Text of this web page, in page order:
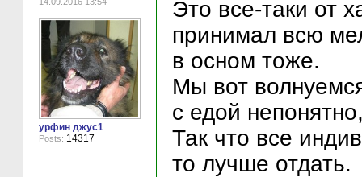
урфин джус1
Posts: 14317
Это все-таки от
принимал всю
в осном тоже.
Мы вот
с едой
Так что все
то лучше отдать.